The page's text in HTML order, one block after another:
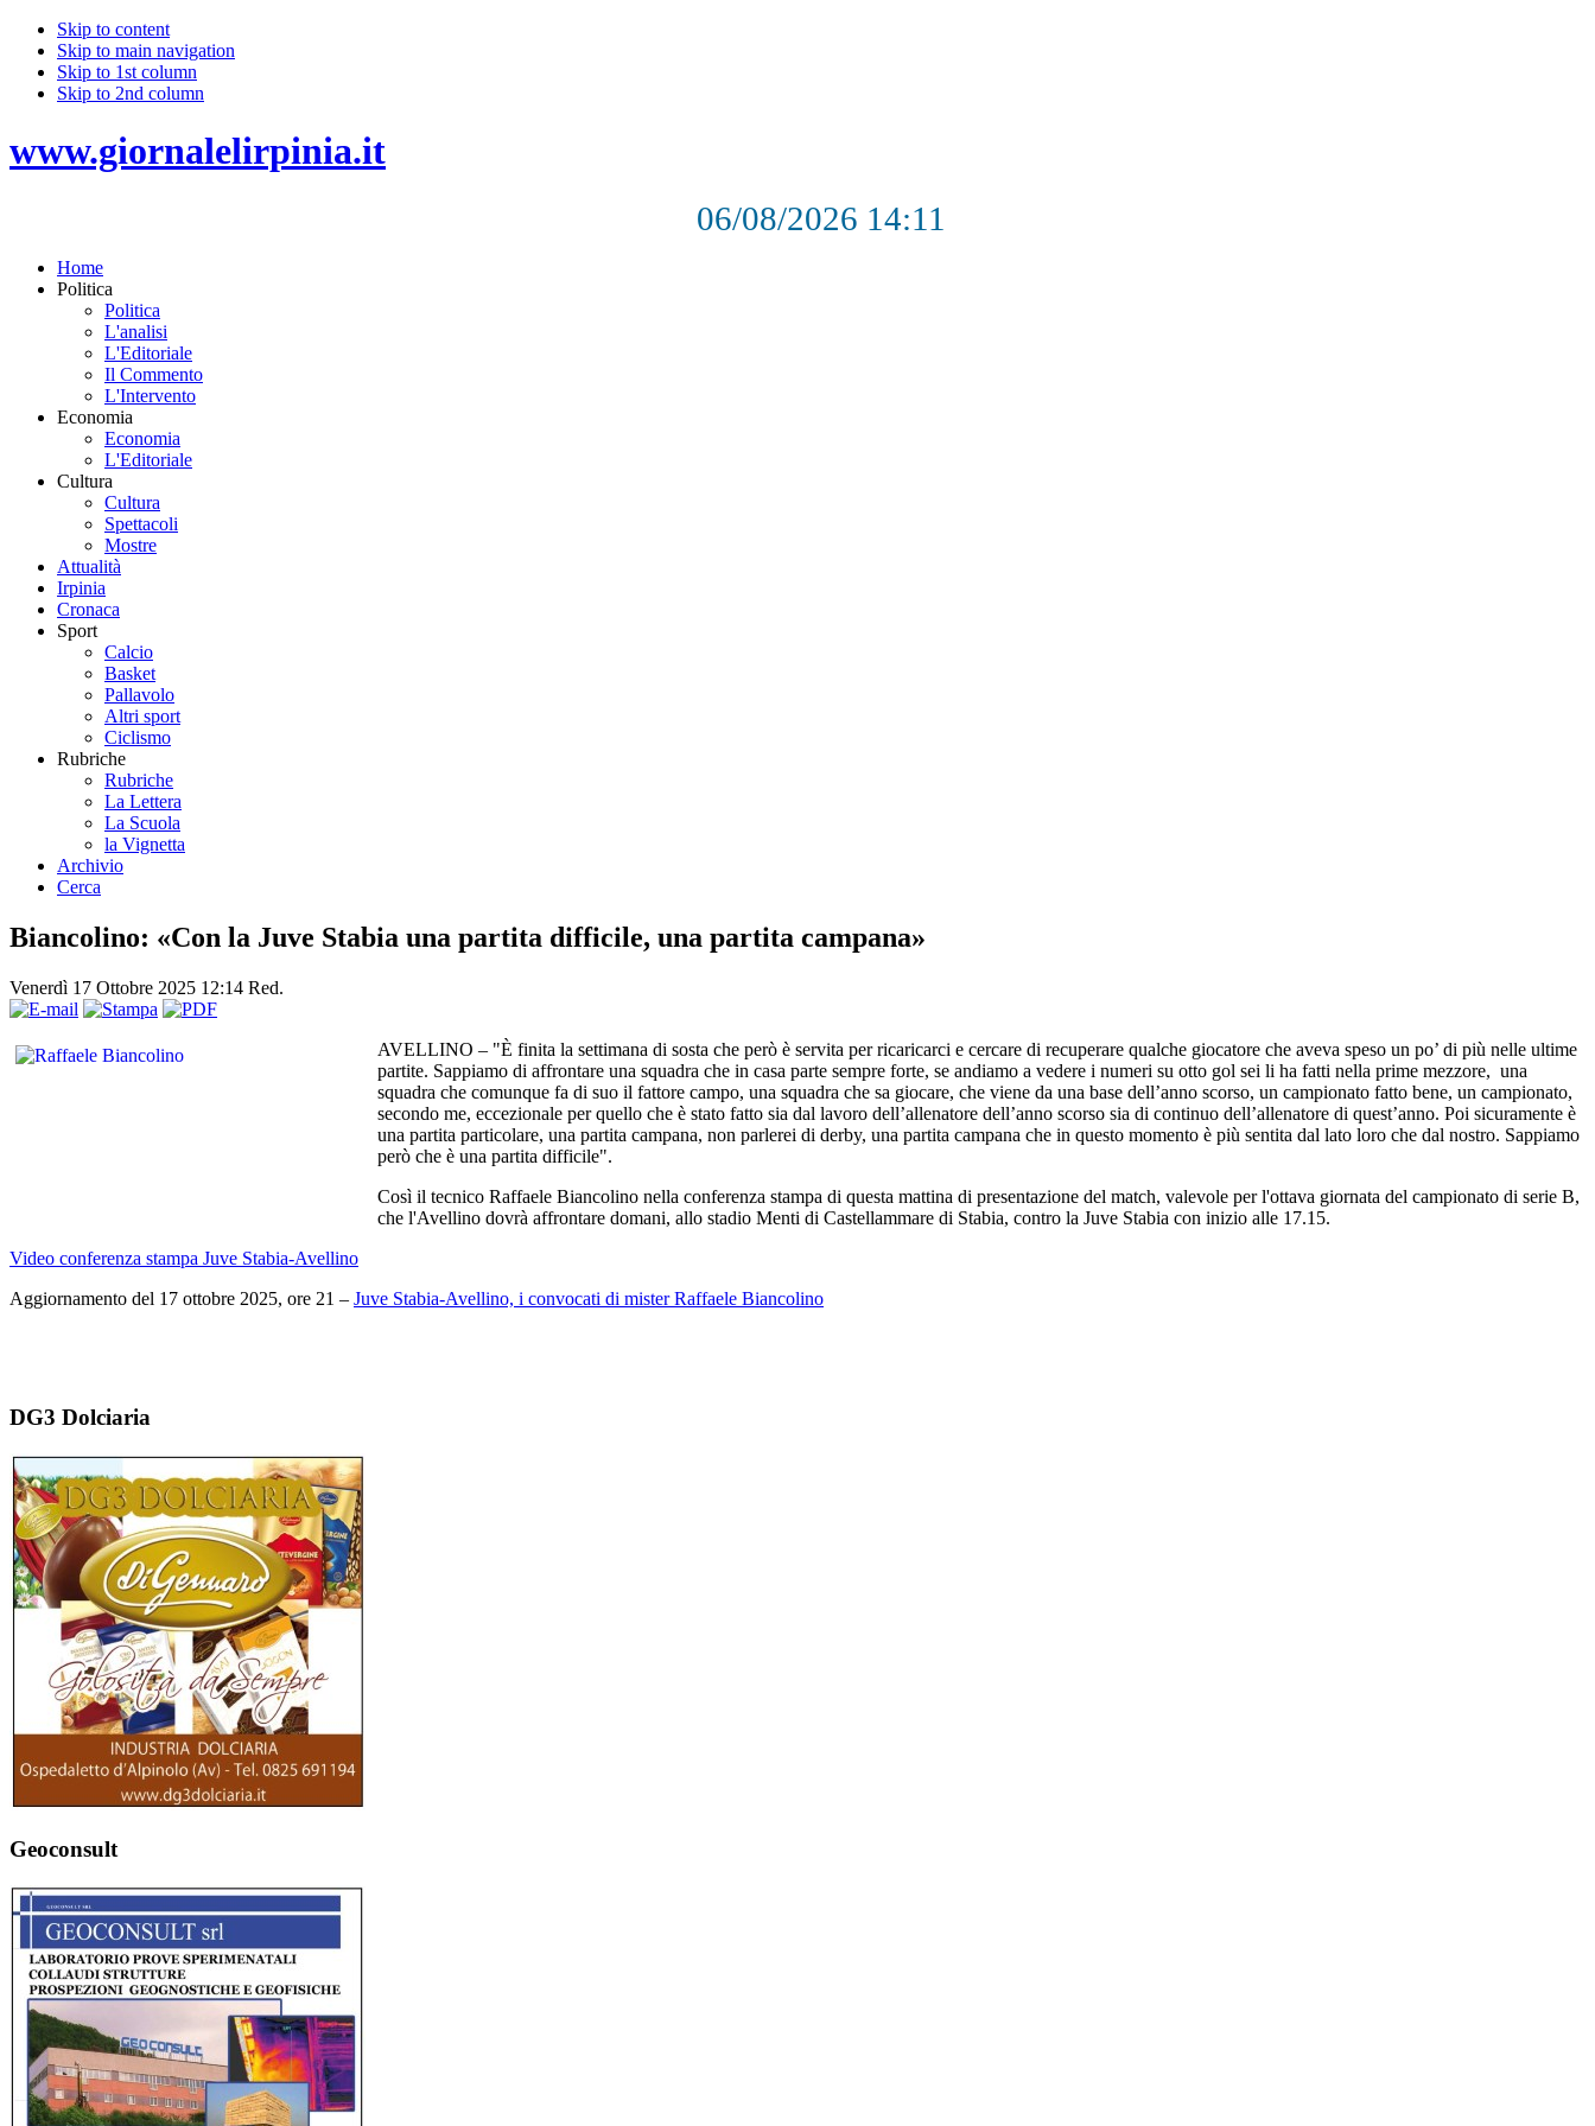
Skip to content
Skip to main navigation
Skip to 1st column
Skip to 2nd column
www.giornalelirpinia.it
06/08/2026 14:11
Home
Politica
Politica
L'analisi
L'Editoriale
Il Commento
L'Intervento
Economia
Economia
L'Editoriale
Cultura
Cultura
Spettacoli
Mostre
Attualità
Irpinia
Cronaca
Sport
Calcio
Basket
Pallavolo
Altri sport
Ciclismo
Rubriche
Rubriche
La Lettera
La Scuola
la Vignetta
Archivio
Cerca
Biancolino: «Con la Juve Stabia una partita difficile, una partita campana»
Venerdì 17 Ottobre 2025 12:14 Red.
AVELLINO – "È finita la settimana di sosta che però è servita per ricaricarci e cercare di recuperare qualche giocatore che aveva speso un po’ di più nelle ultime
partite. Sappiamo di affrontare una squadra che in casa parte sempre forte, se andiamo a vedere i numeri su otto gol sei li ha fatti nella prime mezzore, una
squadra che comunque fa di suo il fattore campo, una squadra che sa giocare, che viene da una base dell’anno scorso, un campionato fatto bene, un campionato,
secondo me, eccezionale per quello che è stato fatto sia dal lavoro dell’allenatore dell’anno scorso sia di continuo dell’allenatore di quest’anno. Poi sicuramente è
una partita particolare, una partita campana, non parlerei di derby, una partita campana che in questo momento è più sentita dal lato loro che dal nostro. Sappiamo
però che è una partita difficile".
Così il tecnico Raffaele Biancolino nella conferenza stampa di questa mattina di presentazione del match, valevole per l'ottava giornata del campionato di serie B,
che l'Avellino dovrà affrontare domani, allo stadio Menti di Castellammare di Stabia, contro la Juve Stabia con inizio alle 17.15.
Video conferenza stampa Juve Stabia-Avellino
Aggiornamento del 17 ottobre 2025, ore 21 – Juve Stabia-Avellino, i convocati di mister Raffaele Biancolino
DG3 Dolciaria
Geoconsult